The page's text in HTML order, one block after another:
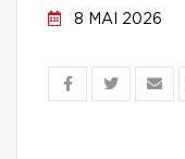
8 MAI 2026